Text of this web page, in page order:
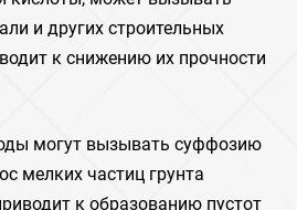
и других строительных
к снижению их прочности
могут вызывать суффозию
мелких частиц грунта
к образованию пустот